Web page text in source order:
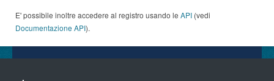
E' possibile inoltre accedere al registro usando le API (vedi
Documentazione API).